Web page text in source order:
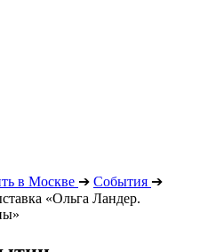
в Москве ➔ События ➔
«Ольга Ландер.